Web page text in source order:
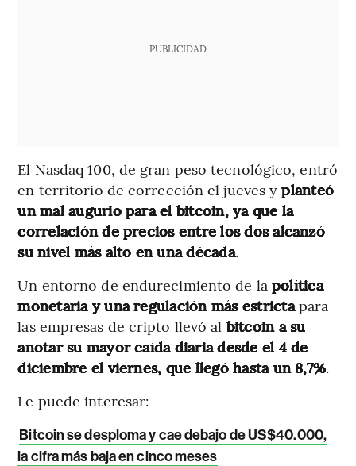
PUBLICIDAD
El Nasdaq 100, de gran peso tecnológico, entró
en territorio de corrección el jueves yplanteó
un mal augurio para el bitcoin, ya que la
correlación de precios entre los dos alcanzó
su nivel más alto en una década.
Un entorno de endurecimiento de la política
monetaria y una regulación más estrictapara
las empresas de cripto llevó al bitcoin a su
anotar su mayor caída diaria desde el 4 de
diciembre el viernes, que llegó hasta un 8,7%.
Le puede interesar:
Bitcoin se desploma y cae debajo de US$40.000,
la cifra más baja en cinco meses